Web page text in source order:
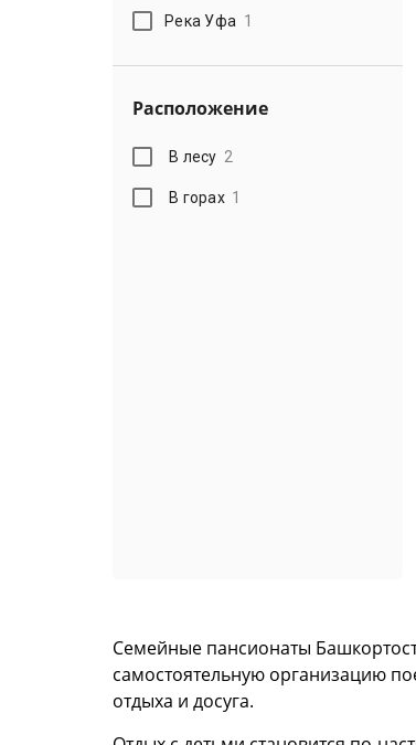
Река Уфа 1
Расположение
В лесу 2
В горах 1
Семейные пансионаты
самостоятельную организацию
отдыха и досуга.